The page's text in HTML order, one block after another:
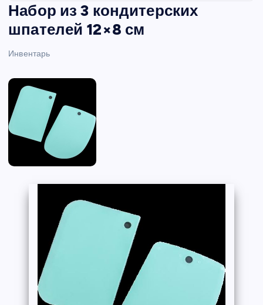
Набор из 3 кондитерских
шпателей 12×8 см
Инвентарь